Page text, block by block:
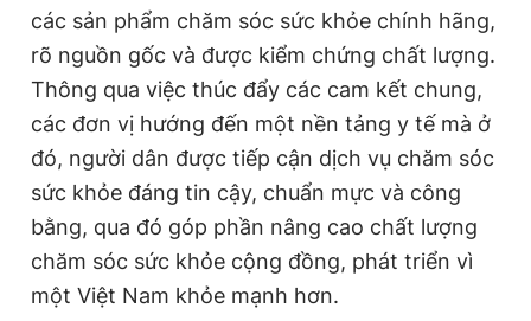
các sản phẩm chăm sóc sức khỏe chính hãng,
rõ nguồn gốc và được kiểm chứng chất lượng.
Thông qua việc thúc đẩy các cam kết chung,
các đơn vị hướng đến một nền tảng y tế mà ở
đó, người dân được tiếp cận dịch vụ chăm sóc
sức khỏe đáng tin cậy, chuẩn mực và công
bằng, qua đó góp phần nâng cao chất lượng
chăm sóc sức khỏe cộng đồng, phát triển vì
một Việt Nam khỏe mạnh hơn.